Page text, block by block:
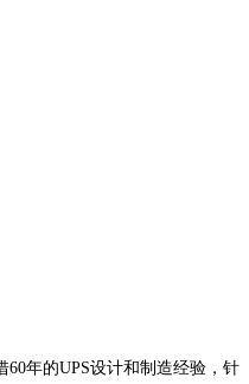
年的UPS设计和制造经验，针